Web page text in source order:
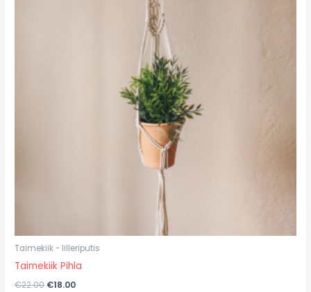
Taimekiik - lilleriputis
Taimekiik Pihla
€22.00 €18.00